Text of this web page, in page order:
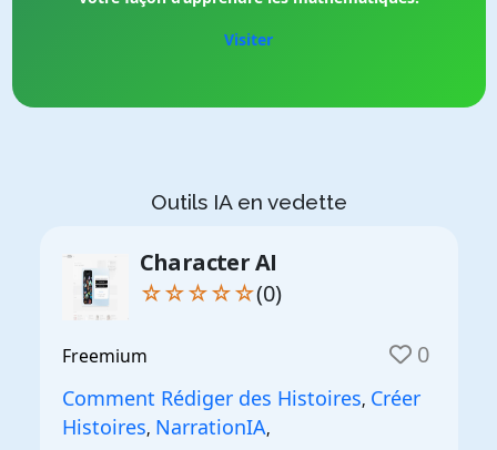
Visiter
Outils IA en vedette
Character AI
☆☆☆☆☆(0)
Freemium 0
Comment Rédiger des Histoires, Créer
Histoires, NarrationIA,